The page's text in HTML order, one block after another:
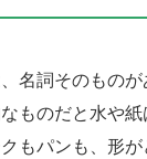
名詞そのもの
ものだと水や
もパンも、形